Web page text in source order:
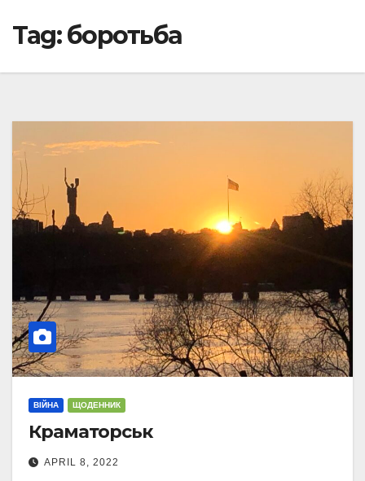
Tag:боротьба
ВІЙНА ЩОДЕННИК
Краматорськ
APRIL 8, 2022